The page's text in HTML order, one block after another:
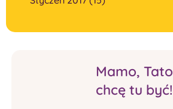
Mamo, Tato
chcę tu być!